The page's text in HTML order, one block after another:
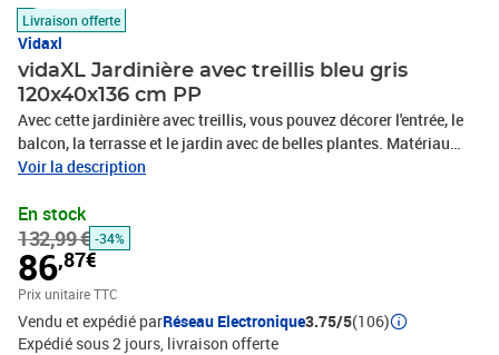
Livraison offerte
Vidaxl
vidaXL Jardinière avec treillis bleu gris
120x40x136 cm PP
Avec cette jardinière avec treillis, vous pouvez décorer l'entrée, le
balcon, la terrasse et le jardin avec de belles plantes. Matériau
durable : cette jardinière est fabriquée en PP résistant aux
extérieure.Grande boîte inférieure : la boîte au bas peut accueillir
un grand nombre de plantes et de fleurs vertes.Polyvalent : le
treillis intégré offre un excellent soutien pour cultiver des plantes
grimpantes telles que des tomates, des pois et des roses.Couleur :
bleu grisMatériau : PP (Polypropylène)Dimensions : 120 x 40 x 136
cm (L x l x H)L'assemblage est requis
Voir la description
En stock
132,99 € -34%
86,87€
Prix unitaire TTC
Vendu et expédié parRéseau Electronique3.75/5(106)
Expédié sous 2 jours livraison offerte